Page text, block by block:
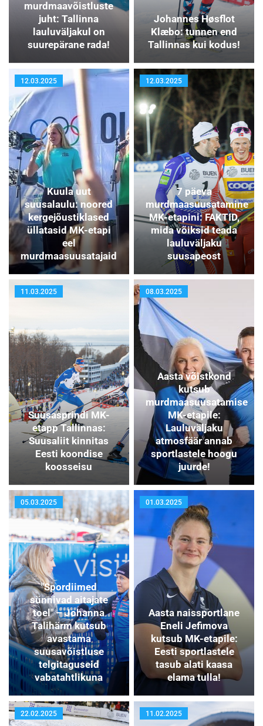
murdmaavõistluste
juht: Tallinna
lauluväljakul on
suurepärane rada!
Johannes Høsflot
Klæbo: tunnen end
Tallinnas kui kodus!
12.03.2025
Kuula uut
suusalaulu: noored
kergejõustiklased
üllatasid MK-etapi
eel
murdmaasuusatajaid
12.03.2025
7 päeva
murdmaasuusatamine
MK-etapini: FAKTID,
mida võiksid teada
lauluväljaku
suusapeost
11.03.2025
Suusasprindi MK-
etapp Tallinnas:
Suusaliit kinnitas
Eesti koondise
koosseisu
08.03.2025
Aasta võistkond
kutsub
murdmaasuusatamise
MK-etapile:
Lauluväljaku
atmosfäär annab
sportlastele hoogu
juurde!
05.03.2025
"Spordiimed
sünnivad aitajate
toel" – Johanna
Talihärm kutsub
avastama
suusavõistluse
telgitaguseid
vabatahtlikuna
01.03.2025
Aasta naissportlane
Eneli Jefimova
kutsub MK-etapile:
Eesti sportlastele
tasub alati kaasa
elama tulla!
22.02.2025 11.02.2025